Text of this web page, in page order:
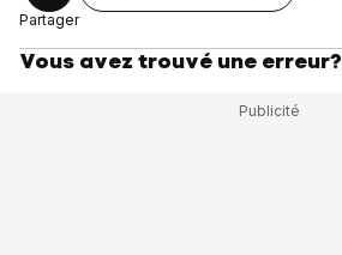
Partager
Vous avez trouvé une erreur?